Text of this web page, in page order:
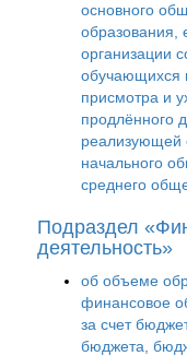
основного
образования,
организации
обучающихся
присмотра и
продлённого
реализующей
начального
среднего
Подраздел
деятельность»
об объеме
финансовое
за счет
бюджета,